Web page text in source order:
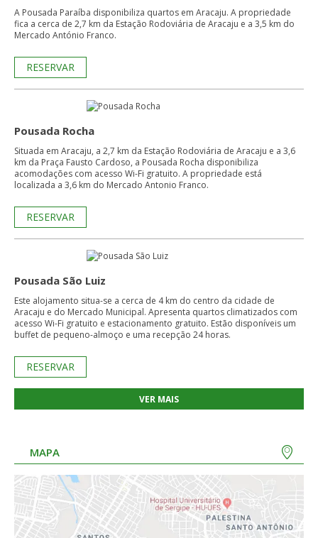
A Pousada Paraíba disponibiliza quartos em Aracaju. A propriedade
fica a cerca de 2,7 km da Estação Rodoviária de Aracaju e a 3,5 km do
Mercado António Franco.
RESERVAR
Pousada Rocha
Situada em Aracaju, a 2,7 km da Estação Rodoviária de Aracaju e a 3,6
km da Praça Fausto Cardoso, a Pousada Rocha disponibiliza
acomodações com acesso Wi-Fi gratuito. A propriedade está
localizada a 3,6 km do Mercado Antonio Franco.
RESERVAR
Pousada São Luiz
Este alojamento situa-se a cerca de 4 km do centro da cidade de
Aracaju e do Mercado Municipal. Apresenta quartos climatizados com
acesso Wi-Fi gratuito e estacionamento gratuito. Estão disponíveis um
buffet de pequeno-almoço e uma recepção 24 horas.
RESERVAR
VER MAIS
MAPA